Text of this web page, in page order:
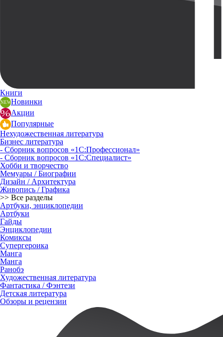
Книги
Новинки
Акции
Популярные
Нехудожественная литература
Бизнес литература
- Сборник вопросов «1С:Профессионал»
- Сборник вопросов «1С:Специалист»
Хобби и творчество
Мемуары / Биографии
Дизайн / Архитектура
Живопись / Графика
>> Все разделы
Артбуки, энциклопедии
Артбуки
Гайды
Энциклопедии
Комиксы
Супергероика
Манга
Манга
Ранобэ
Художественная литература
Фантастика / Фэнтези
Детская литература
Обзоры и рецензии